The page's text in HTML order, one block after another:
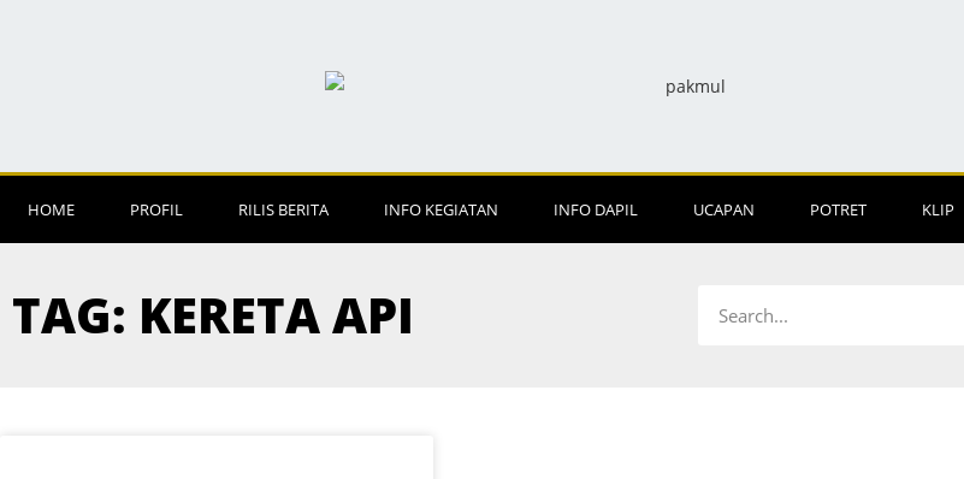
HOME PROFIL RILIS BERITA INFO KEGIATAN INFO DAPIL UCAPAN POTRET KLIP
TAG: KERETA API